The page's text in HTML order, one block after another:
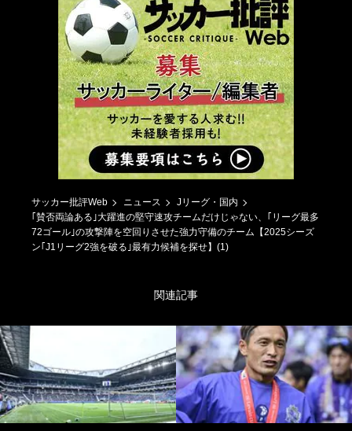
サッカー批評Web ニュース
Jリーグ・国内
｢賛否両論ある｣大躍進の堅守速攻チームだけじゃない、｢リーグ最多
72ゴール｣の攻撃陣を空回りさせた強力守備のチーム【2025シーズ
ン｢J1リーグ2強を破る｣最有力候補を探せ】(1)
関連記事